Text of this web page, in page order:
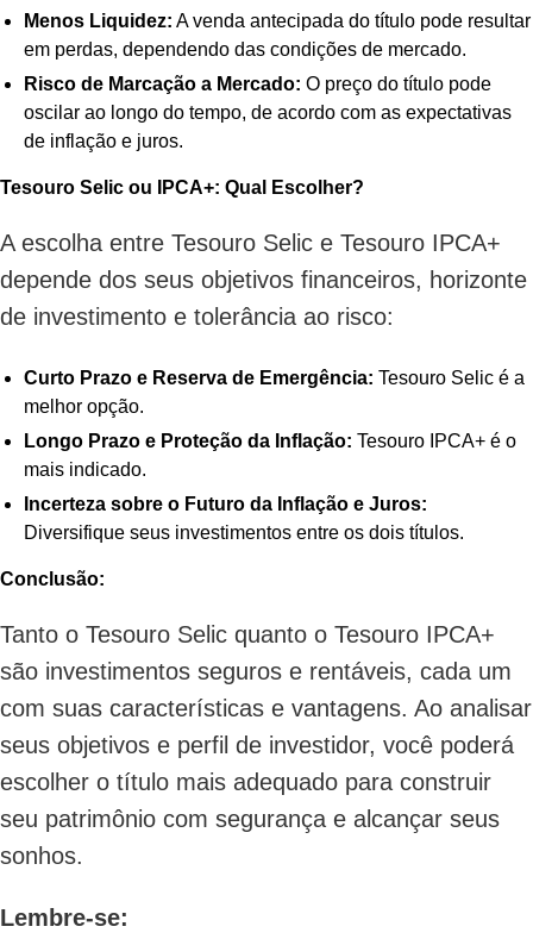
Menos Liquidez: A venda antecipada do título pode resultar
em perdas, dependendo das condições de mercado.
Risco de Marcação a Mercado: O preço do título pode
oscilar ao longo do tempo, de acordo com as expectativas
de inflação e juros.
Tesouro Selic ou IPCA+: Qual Escolher?
A escolha entre Tesouro Selic e Tesouro IPCA+
depende dos seus objetivos financeiros, horizonte
de investimento e tolerância ao risco:
Curto Prazo e Reserva de Emergência: Tesouro Selic é a
melhor opção.
Longo Prazo e Proteção da Inflação: Tesouro IPCA+ é o
mais indicado.
Incerteza sobre o Futuro da Inflação e Juros:
Diversifique seus investimentos entre os dois títulos.
Conclusão:
Tanto o Tesouro Selic quanto o Tesouro IPCA+
são investimentos seguros e rentáveis, cada um
com suas características e vantagens. Ao analisar
seus objetivos e perfil de investidor, você poderá
escolher o título mais adequado para construir
seu patrimônio com segurança e alcançar seus
sonhos.
Lembre-se: